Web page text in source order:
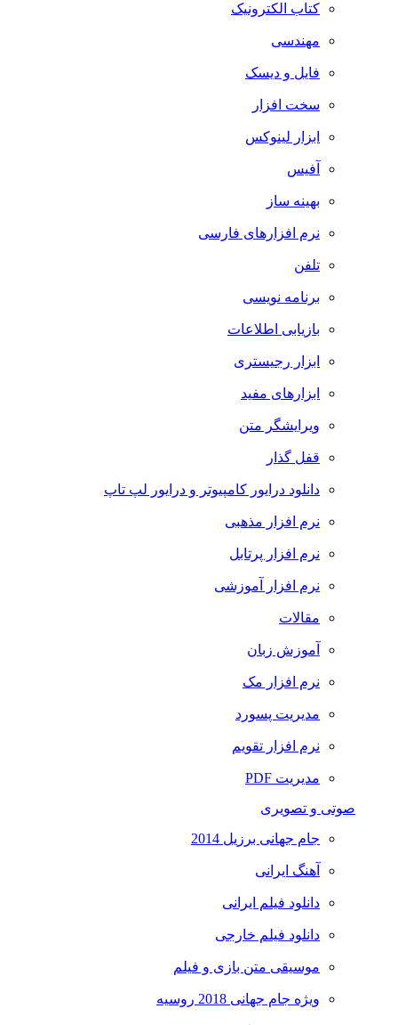
کتاب الکترونیک
مهندسی
فایل و دیسک
سخت افزار
ابزار لینوکس
آفیس
بهینه ساز
نرم افزارهای فارسی
تلفن
برنامه نویسی
بازیابی اطلاعات
ابزار رجیستری
ابزارهای مفید
ویرایشگر متن
قفل گذار
دانلود درایور کامپیوتر و درایور لپ تاپ
نرم افزار مذهبی
نرم افزار پرتابل
نرم افزار آموزشی
مقالات
آموزش زبان
نرم افزار مک
مدیریت پسورد
نرم افزار تقویم
مدیریت PDF
صوتی و تصویری
جام جهانی برزیل 2014
آهنگ ایرانی
دانلود فیلم ایرانی
دانلود فیلم خارجی
موسیقی متن بازی و فیلم
ویژه جام جهانی 2018 روسیه